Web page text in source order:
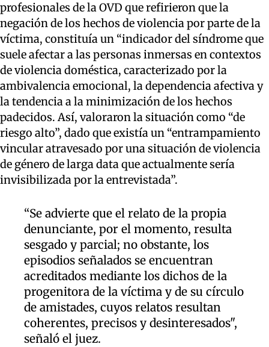
profesionales de la OVD que refirieron que la
negación de los hechos de violencia por parte de la
víctima, constituía un “indicador del síndrome que
suele afectar a las personas inmersas en contextos
de violencia doméstica, caracterizado por la
ambivalencia emocional, la dependencia afectiva y
la tendencia a la minimización de los hechos
padecidos. Así, valoraron la situación como “de
riesgo alto”, dado que existía un “entrampamiento
vincular atravesado por una situación de violencia
de género de larga data que actualmente sería
invisibilizada por la entrevistada”.
“Se advierte que el relato de la propia
denunciante, por el momento, resulta
sesgado y parcial; no obstante, los
episodios señalados se encuentran
acreditados mediante los dichos de la
progenitora de la víctima y de su círculo
de amistades, cuyos relatos resultan
coherentes, precisos y desinteresados",
señaló el juez.